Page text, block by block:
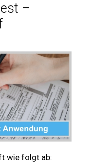
–
wie folgt ab: